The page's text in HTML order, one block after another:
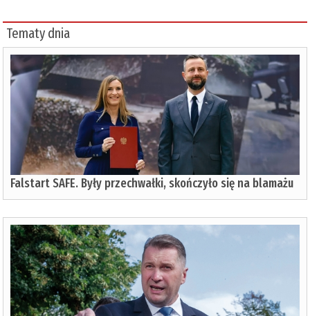
Tematy dnia
Falstart SAFE. Były przechwałki, skończyło się na blamażu